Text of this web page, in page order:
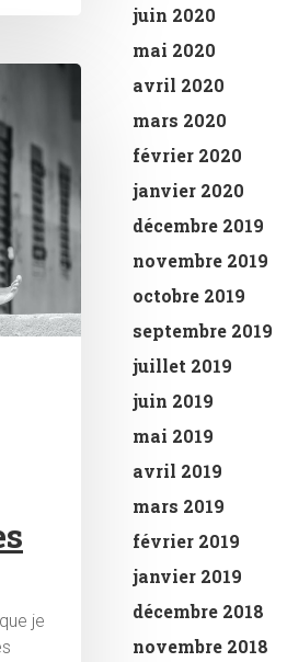
je
juin 2020
mai 2020
avril 2020
mars 2020
février 2020
janvier 2020
décembre 2019
novembre 2019
octobre 2019
septembre 2019
juillet 2019
juin 2019
mai 2019
avril 2019
mars 2019
février 2019
janvier 2019
décembre 2018
novembre 2018